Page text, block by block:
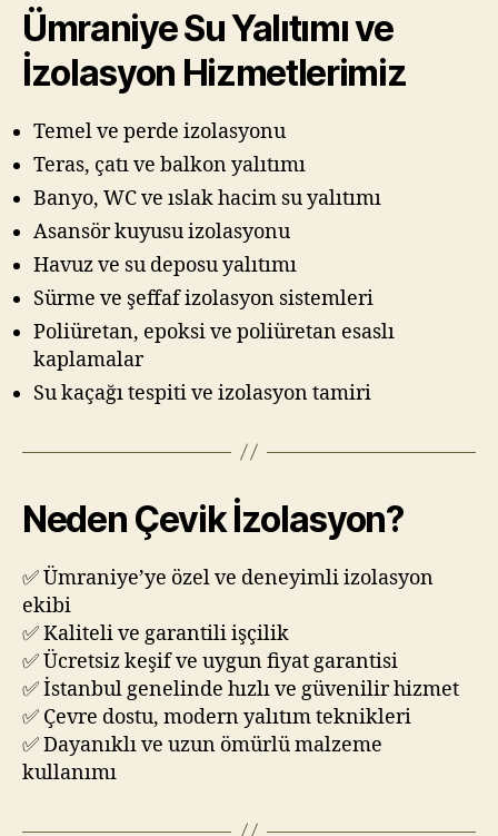
Ümraniye Su Yalıtımı ve
İzolasyon Hizmetlerimiz
Temel ve perde izolasyonu
Teras, çatı ve balkon yalıtımı
Banyo, WC ve ıslak hacim su yalıtımı
Asansör kuyusu izolasyonu
Havuz ve su deposu yalıtımı
Sürme ve şeffaf izolasyon sistemleri
Poliüretan, epoksi ve poliüretan esaslı
kaplamalar
Su kaçağı tespiti ve izolasyon tamiri
Neden Çevik İzolasyon?
✅ Ümraniye’ye özel ve deneyimli izolasyon
ekibi
✅ Kaliteli ve garantili işçilik
✅ Ücretsiz keşif ve uygun fiyat garantisi
✅ İstanbul genelinde hızlı ve güvenilir hizmet
✅ Çevre dostu, modern yalıtım teknikleri
✅ Dayanıklı ve uzun ömürlü malzeme
kullanımı